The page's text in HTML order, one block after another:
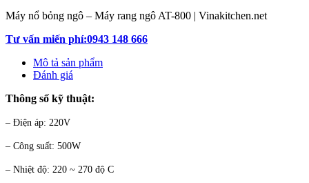
Máy nổ bỏng ngô – Máy rang ngô AT-800 | Vinakitchen.net
Tư vấn miến phí:0943 148 666
Mô tả sản phẩm
Đánh giá
Thông số kỹ thuật:
– Điện áp: 220V
– Công suất: 500W
– Nhiệt độ: 220 ~ 270 độ C